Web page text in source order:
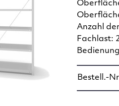
Anzahl
Fachlast:
Bestell.-